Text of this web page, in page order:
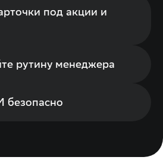
под акции и
рутину менеджера
безопасно